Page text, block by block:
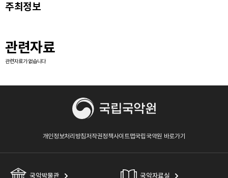
주최정보
관련자료
관련자료가 없습니다
개인정보처리방침저작권정책사이트맵국립국악원 바로가기
국악박물관 국악자료실